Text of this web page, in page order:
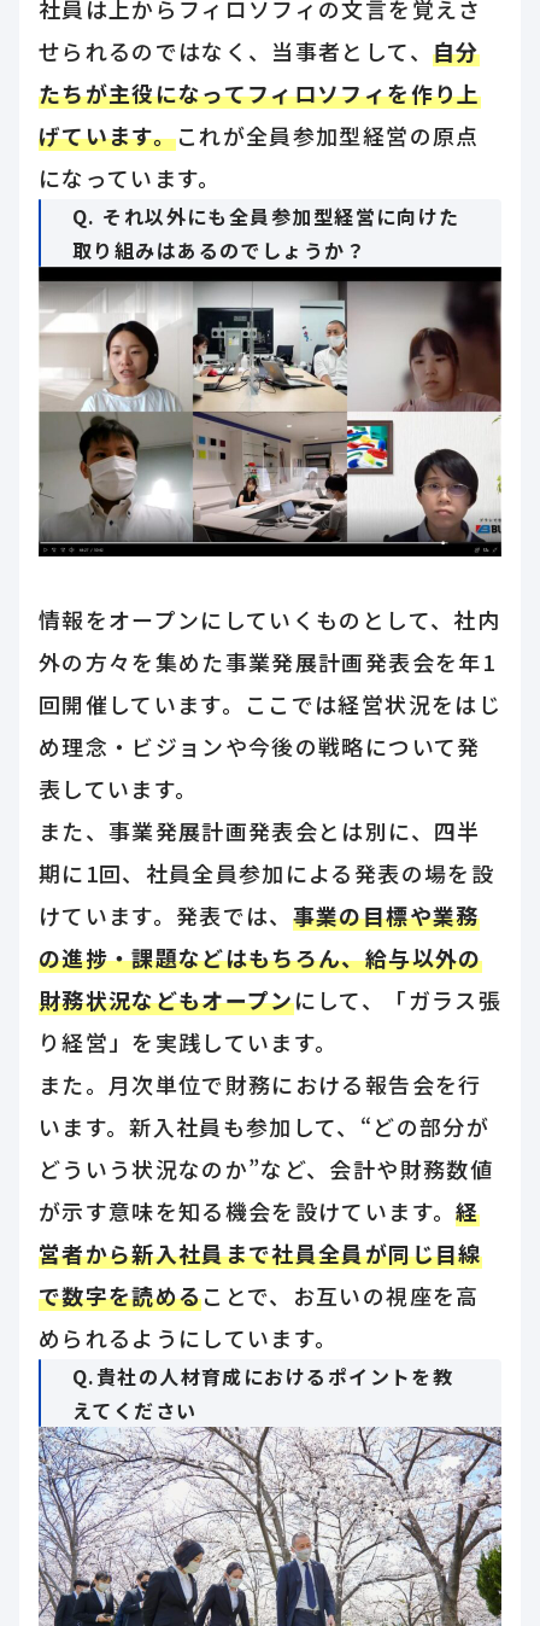
社員は上からフィロソフィの文言を覚えさ
せられるのではなく、当事者として、 自分
たちが主役になってフィロソフィを作り上
げています。これが全員参加型経営の原点
になっています。
Q. それ以外にも全員参加型経営に向けた
取り組みはあるのでしょうか？
情報をオープンにしていくものとして、社内
外の方々を集めた事業発展計画発表会を年1
回開催しています。ここでは経営状況をはじ
め理念・ビジョンや今後の戦略について発
表しています。
また、事業発展計画発表会とは別に、四半
期に1回、社員全員参加による発表の場を設
けています。発表では、 事業の目標や業務
の進捗・課題などはもちろん、給与以外の
財務状況などもオープンにして、「ガラス張
り経営」を実践しています。
また。月次単位で財務における報告会を行
います。新入社員も参加して、“どの部分が
どういう状況なのか”など、会計や財務数値
が示す意味を知る機会を設けています。経
営者から新入社員まで社員全員が同じ目線
で数字を読めることで、お互いの視座を高
められるようにしています。
Q.貴社の人材育成におけるポイントを教
えてください